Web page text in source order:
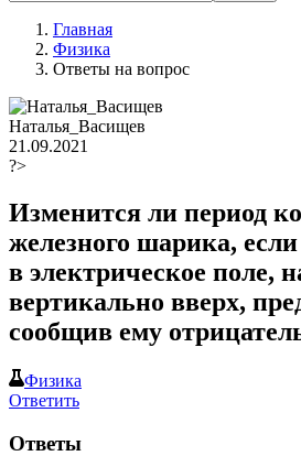
Главная
Физика
Ответы на вопрос
Наталья_Васищев
21.09.2021
?>
Изменится ли период
железного шарика,
в электрическое поле,
вертикально вверх,
сообщив ему
Физика
Ответить
Ответы